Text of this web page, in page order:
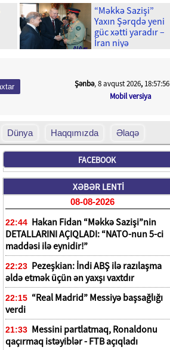
“Məkkə Sazişi”
Yaxın Şərqdə yeni
güc xətti yaradır –
İran niyə
Mobil versiya
Şənbə, 8 avqust 2026, 18:57:57
Dünya Haqqımızda Əlaqə
FACEBOOK
XƏBƏR LENTİ
08-08-2026
22:44 Hakan Fidan “Məkkə Sazişi”nin
DETALLARINI AÇIQLADI: “NATO-nun 5-ci
maddəsi ilə eynidir!”
22:23 Pezeşkian: İndi ABŞ ilə razılaşma
əldə etmək üçün ən yaxşı vaxtdır
22:15 “Real Madrid” Messiyə başsağlığı
verdi
21:33 Messini partlatmaq, Ronaldonu
qaçırmaq istəyiblər - FTB açıqladı